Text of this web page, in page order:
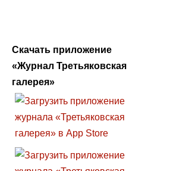
Скачать приложение
«Журнал Третьяковская
галерея»